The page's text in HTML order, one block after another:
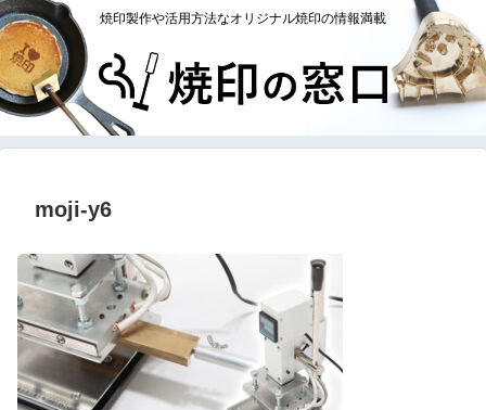
焼印製作や活用方法なオリジナル焼印の情報満載
moji-y6